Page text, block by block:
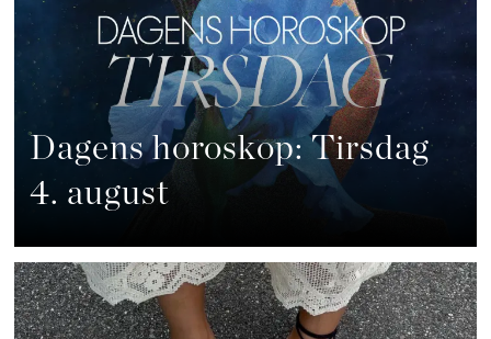
Dagens horoskop: Tirsdag
4. august